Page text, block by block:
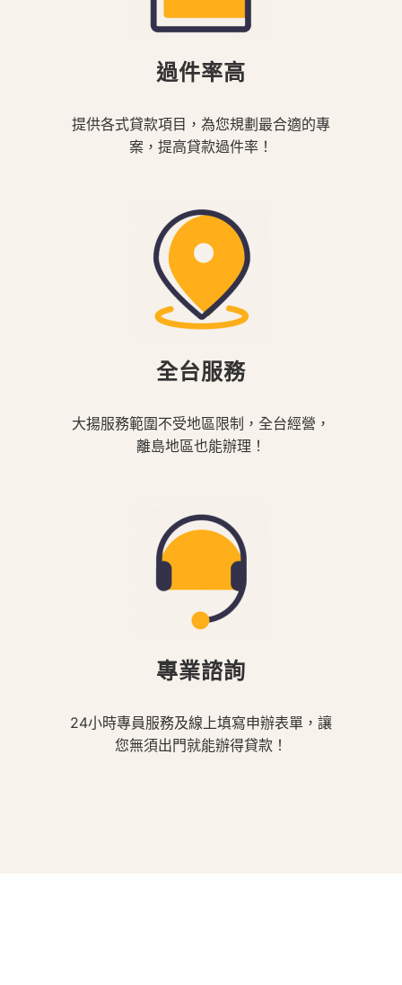
過件率高
提供各式貸款項目，為您規劃最合適的專
案，提高貸款過件率！
全台服務
大揚服務範圍不受地區限制，全台經營，
離島地區也能辦理！
專業諮詢
24小時專員服務及線上填寫申辦表單，讓
您無須出門就能辦得貸款！